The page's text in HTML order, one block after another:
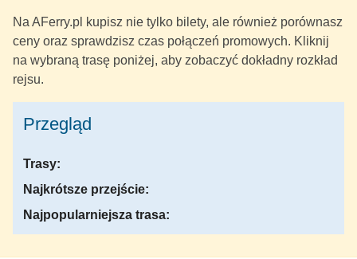
Na AFerry.pl kupisz nie tylko bilety, ale również porównasz
ceny oraz sprawdzisz czas połączeń promowych. Kliknij
na wybraną trasę poniżej, aby zobaczyć dokładny rozkład
rejsu.
Przegląd
Trasy:
Najkrótsze przejście:
Najpopularniejsza trasa: